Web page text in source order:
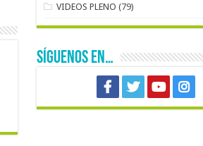
VIDEOS PLENO (79)
SÍGUENOS EN…